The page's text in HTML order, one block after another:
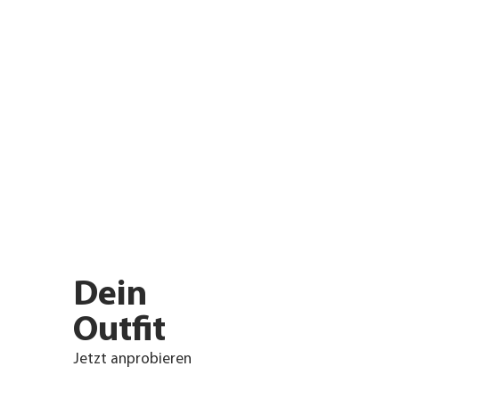
Dein
Outfit
Jetzt anprobieren